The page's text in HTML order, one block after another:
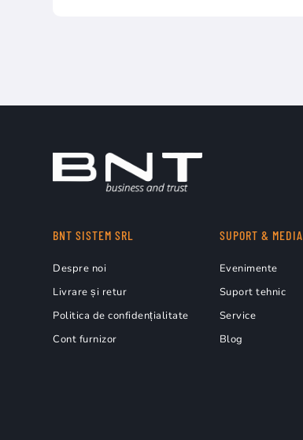
BNT SISTEM SRL
Despre noi
Livrare și retur
Politica de confidențialitate
Cont furnizor
SUPORT & MEDIA
Evenimente
Suport tehnic
Service
Blog